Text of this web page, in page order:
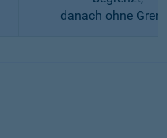
danach ohne